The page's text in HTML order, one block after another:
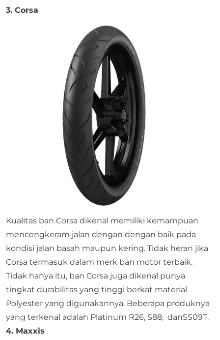
3. Corsa
Kualitas ban Corsa dikenal memiliki kemampuan
mencengkeram jalan dengan dengan baik pada
kondisi jalan basah maupun kering. Tidak heran jika
Corsa termasuk dalam merk ban motor terbaik.
Tidak hanya itu, ban Corsa juga dikenal punya
tingkat durabilitas yang tinggi berkat material
Polyester yang digunakannya. Beberapa produknya
yang terkenal adalah Platinum R26, S88, danSS09T.
4. Maxxis